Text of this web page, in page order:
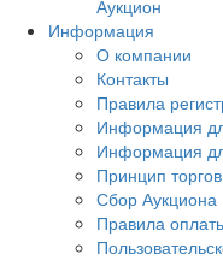
Аукцион
Информация
О компании
Контакты
Правила
Информация
Информация
Принцип
Сбор Аукциона
Правила